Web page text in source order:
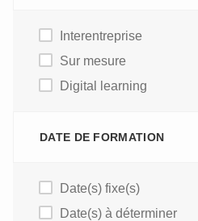
Interentreprise
Sur mesure
Digital learning
DATE DE FORMATION
Date(s) fixe(s)
Date(s) à déterminer